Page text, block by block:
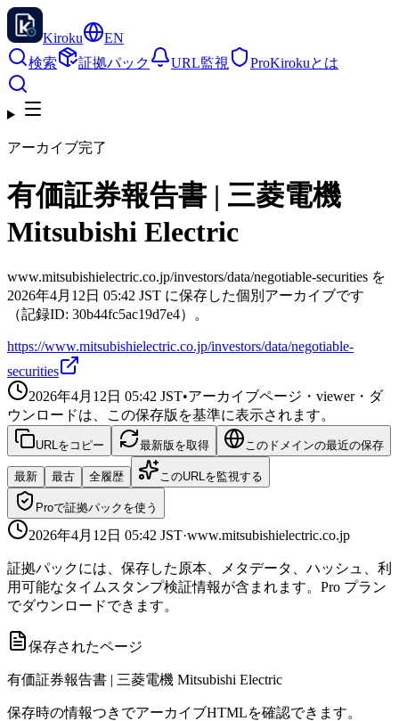
Kiroku
EN
検索
証拠パック URL監視 ProKirokuとは
アーカイブ完了
有価証券報告書 | 三菱電機
Mitsubishi Electric
www.mitsubishielectric.co.jp/investors/data/negotiable-securities を
2026年4月12日 05:42 JST に保存した個別アーカイブです
（記録ID: 30b44fc5ac19d7e4）。
https://www.mitsubishielectric.co.jp/investors/data/negotiable-
securities
2026年4月12日 05:42 JST•アーカイブページ・viewer・ダ
ウンロードは、この保存版を基準に表示されます。
URLをコピー 最新版を取得 このドメインの最近の保存
最新 最古 全履歴 このURLを監視する
Proで証拠パックを使う
2026年4月12日 05:42 JST·www.mitsubishielectric.co.jp
証拠パックには、保存した原本、メタデータ、ハッシュ、利
用可能なタイムスタンプ検証情報が含まれます。Pro プラン
でダウンロードできます。
保存されたページ
有価証券報告書 | 三菱電機 Mitsubishi Electric
保存時の情報つきでアーカイブHTMLを確認できます。